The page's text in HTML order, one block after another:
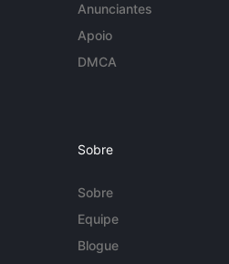
Anunciantes
Apoio
DMCA
Sobre
Sobre
Equipe
Blogue